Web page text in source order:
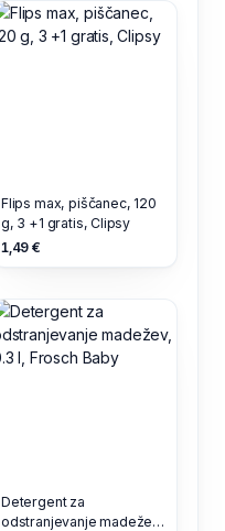
Flips max, piščanec, 120
g, 3 +1 gratis, Clipsy
1,49 €
Detergent za
odstranjevanje madežev,